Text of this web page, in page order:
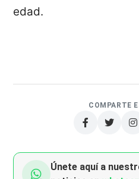
edad.
COMPARTE
Únete aquí a